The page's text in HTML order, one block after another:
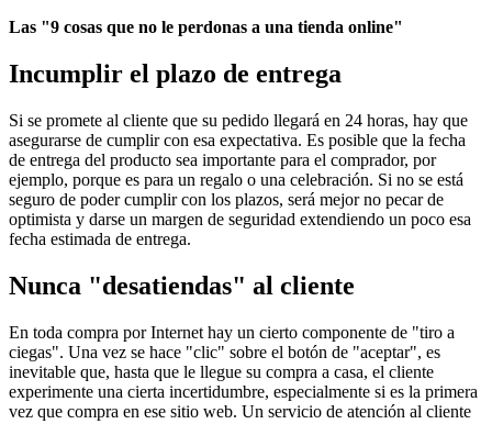
Las "9 cosas que no le perdonas a una tienda online"
Incumplir el plazo de entrega
Si se promete al cliente que su pedido llegará en 24 horas, hay que
asegurarse de cumplir con esa expectativa. Es posible que la fecha
de entrega del producto sea importante para el comprador, por
ejemplo, porque es para un regalo o una celebración. Si no se está
seguro de poder cumplir con los plazos, será mejor no pecar de
optimista y darse un margen de seguridad extendiendo un poco esa
fecha estimada de entrega.
Nunca "desatiendas" al cliente
En toda compra por Internet hay un cierto componente de "tiro a
ciegas". Una vez se hace "clic" sobre el botón de "aceptar", es
inevitable que, hasta que le llegue su compra a casa, el cliente
experimente una cierta incertidumbre, especialmente si es la primera
vez que compra en ese sitio web. Un servicio de atención al cliente